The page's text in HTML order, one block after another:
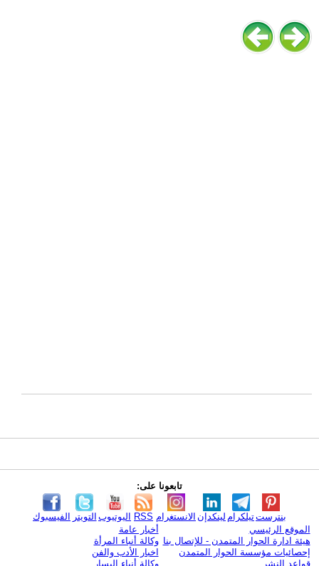
تابعونا على:
الفيسبوك التويتر اليوتيوب RSS الانستغرام لينكدإن تيلكرامبنترست
الموقع الرئيسي
هيئة ادارة الحوار المتمدن - للإتصال بنا
إحصائيات مؤسسة الحوار المتمدن
قواعد النشر
أخبار عامة
وكالة أنباء المرأة
اخبار الأدب والفن
وكالة أنباء اليسار